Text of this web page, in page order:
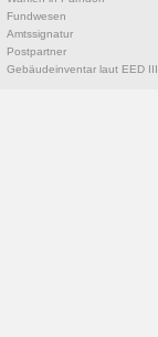
Fundwesen
Amtssignatur
Postpartner
Gebäudeinventar laut EED III